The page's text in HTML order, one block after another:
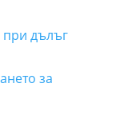
при дълъг
за